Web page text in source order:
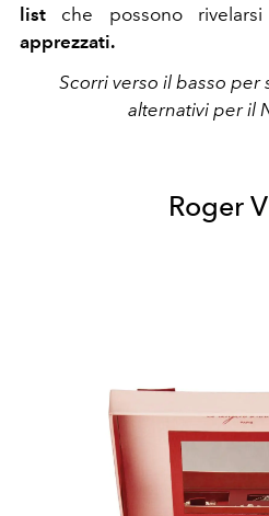
list che possonorivelarsi
apprezzati.
Scorri verso il basso
alternativi per il
Roger